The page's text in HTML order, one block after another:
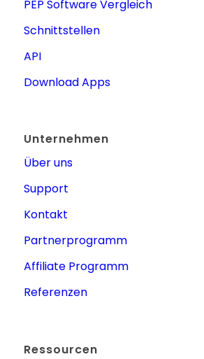
PEP Software Vergleich
Schnittstellen
API
Download Apps
Unternehmen
Über uns
Support
Kontakt
Partnerprogramm
Affiliate Programm
Referenzen
Ressourcen